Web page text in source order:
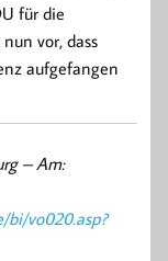
für die
vor, dass
aufgefangen
–Am:
bi/vo020.asp?